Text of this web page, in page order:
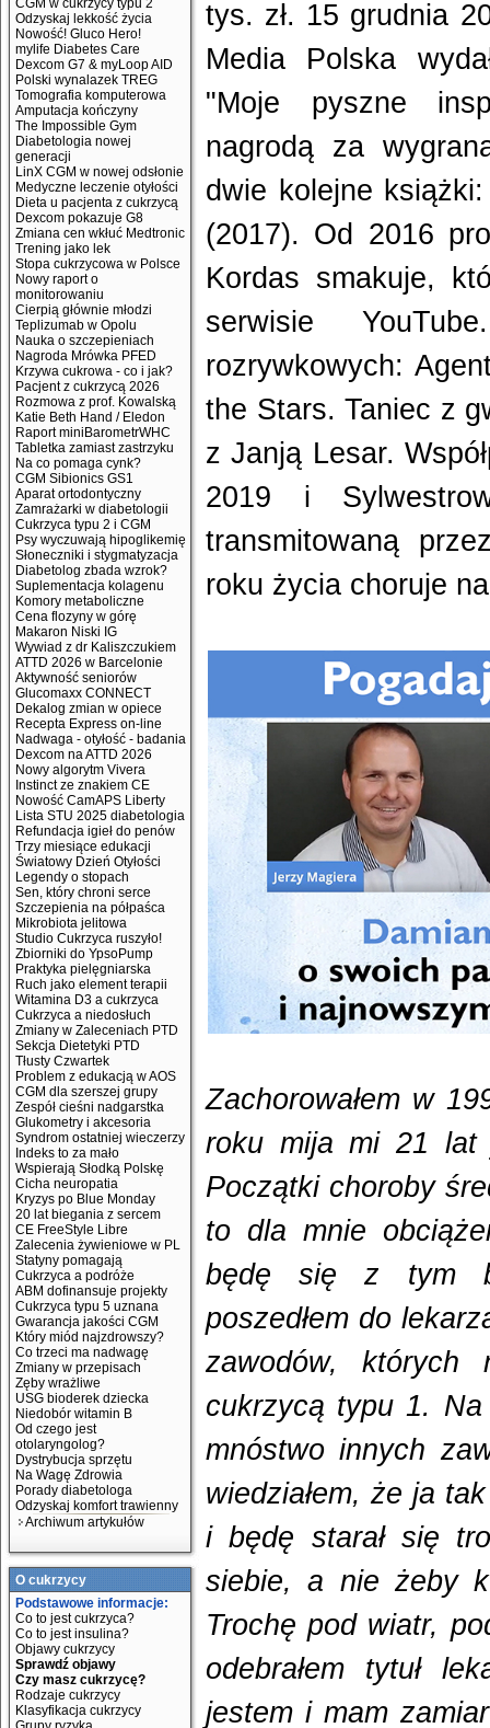
CGM w cukrzycy typu 2
Odzyskaj lekkość życia
Nowość! Gluco Hero!
mylife Diabetes Care
Dexcom G7 & myLoop AID
Polski wynalazek TREG
Tomografia komputerowa
Amputacja kończyny
The Impossible Gym
Diabetologia nowej
generacji
LinX CGM w nowej odsłonie
Medyczne leczenie otyłości
Dieta u pacjenta z cukrzycą
Dexcom pokazuje G8
Zmiana cen wkłuć Medtronic
Trening jako lek
Stopa cukrzycowa w Polsce
Nowy raport o
monitorowaniu
Cierpią głównie młodzi
Teplizumab w Opolu
Nauka o szczepieniach
Nagroda Mrówka PFED
Krzywa cukrowa - co i jak?
Pacjent z cukrzycą 2026
Rozmowa z prof. Kowalską
Katie Beth Hand / Eledon
Raport miniBarometrWHC
Tabletka zamiast zastrzyku
Na co pomaga cynk?
CGM Sibionics GS1
Aparat ortodontyczny
Zamrażarki w diabetologii
Cukrzyca typu 2 i CGM
Psy wyczuwają hipoglikemię
Słoneczniki i stygmatyzacja
Diabetolog zbada wzrok?
Suplementacja kolagenu
Komory metaboliczne
Cena flozyny w górę
Makaron Niski IG
Wywiad z dr Kaliszczukiem
ATTD 2026 w Barcelonie
Aktywność seniorów
Glucomaxx CONNECT
Dekalog zmian w opiece
Recepta Express on-line
Nadwaga - otyłość - badania
Dexcom na ATTD 2026
Nowy algorytm Vivera
Instinct ze znakiem CE
Nowość CamAPS Liberty
Lista STU 2025 diabetologia
Refundacja igieł do penów
Trzy miesiące edukacji
Światowy Dzień Otyłości
Legendy o stopach
Sen, który chroni serce
Szczepienia na półpaśca
Mikrobiota jelitowa
Studio Cukrzyca ruszyło!
Zbiorniki do YpsoPump
Praktyka pielęgniarska
Ruch jako element terapii
Witamina D3 a cukrzyca
Cukrzyca a niedosłuch
Zmiany w Zaleceniach PTD
Sekcja Dietetyki PTD
Tłusty Czwartek
Problem z edukacją w AOS
CGM dla szerszej grupy
Zespół cieśni nadgarstka
Glukometry i akcesoria
Syndrom ostatniej wieczerzy
Indeks to za mało
Wspierają Słodką Polskę
Cicha neuropatia
Kryzys po Blue Monday
20 lat biegania z sercem
CE FreeStyle Libre
Zalecenia żywieniowe w PL
Statyny pomagają
Cukrzyca a podróże
ABM dofinansuje projekty
Cukrzyca typu 5 uznana
Gwarancja jakości CGM
Który miód najzdrowszy?
Co trzeci ma nadwagę
Zmiany w przepisach
Zęby wrażliwe
USG bioderek dziecka
Niedobór witamin B
Od czego jest
otolaryngolog?
Dystrybucja sprzętu
Na Wagę Zdrowia
Porady diabetologa
Odzyskaj komfort trawienny
Archiwum artykułów
O cukrzycy
Podstawowe informacje:
Co to jest cukrzyca?
Co to jest insulina?
Objawy cukrzycy
Sprawdź objawy
Czy masz cukrzycę?
Rodzaje cukrzycy
Klasyfikacja cukrzycy
tys. zł. 15 grudnia
Media Polska
"Moje pyszne
nagrodą za
dwie kolejne
(2017). Od 2016
Kordas smakuje,
serwisie
rozrywkowych:
the Stars. Taniec z
z Janją Lesar.
2019 i
transmitowaną
roku życia choruje
Zachorowałem w
roku mija mi 21 lat
Początki choroby
to dla mnie
będę się z tym
poszedłem do
zawodów,
cukrzycą typu 1. Na
mnóstwo innych
wiedziałem, że ja
i będę starał się
siebie, a nie żeby
Trochę pod wiatr,
odebrałem tytuł
jestem i mam